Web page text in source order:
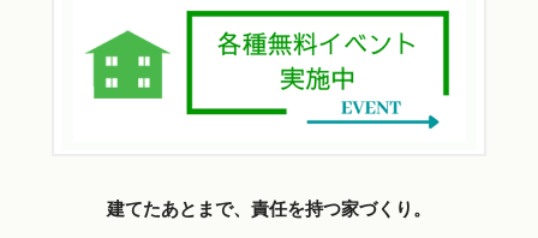
建てたあとまで、責任を持つ家づくり。